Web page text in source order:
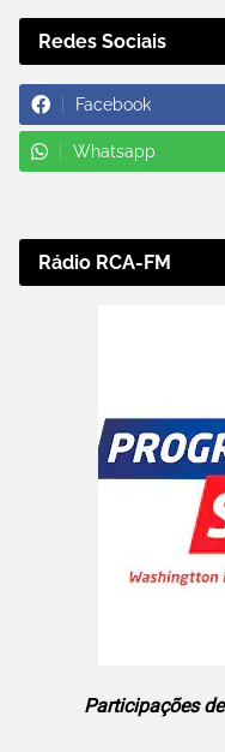
Redes Sociais
Facebook
Whatsapp
Rádio RCA-FM
Participações de